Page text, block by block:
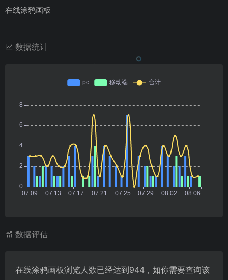
在线涂鸦画板
数据统计
数据评估
在线涂鸦画板浏览人数已经达到944，如你需要查询该